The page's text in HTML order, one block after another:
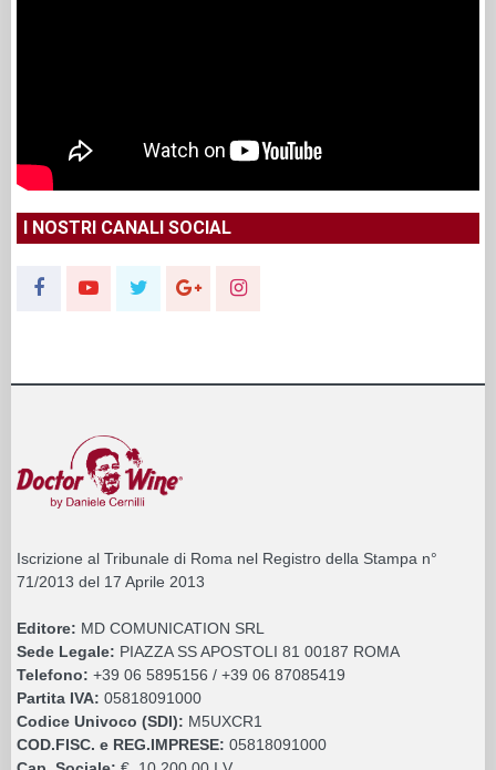
I NOSTRI CANALI SOCIAL
Iscrizione al Tribunale di Roma nel Registro della Stampa n°
71/2013 del 17 Aprile 2013
Editore: MD COMUNICATION SRL
Sede Legale: PIAZZA SS APOSTOLI 81 00187 ROMA
Telefono: +39 06 5895156 / +39 06 87085419
Partita IVA: 05818091000
Codice Univoco (SDI): M5UXCR1
COD.FISC. e REG.IMPRESE: 05818091000